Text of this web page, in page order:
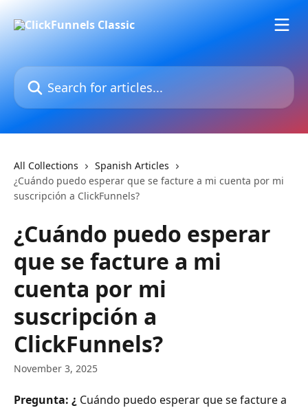
Search for articles...
All Collections
Spanish Articles
¿Cuándo puedo esperar que se facture a mi cuenta por mi
suscripción a ClickFunnels?
¿Cuándo puedo esperar
que se facture a mi
cuenta por mi
suscripción a
ClickFunnels?
November 3, 2025
Pregunta: ¿ Cuándo puedo esperar que se facture a